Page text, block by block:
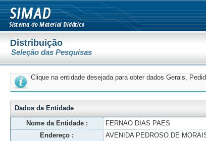
Distribuição
Seleção das Pesquisas
Clique na entidade desejada para obter dados Gerais,
Dados da Entidade
Nome da Entidade :
FERNAO DIAS PAES
Endereço :
AVENIDA PEDROSO DE